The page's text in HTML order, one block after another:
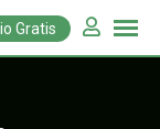
Gratis